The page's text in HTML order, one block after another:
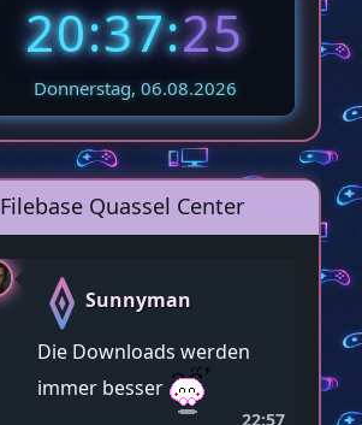
20:37:28
Donnerstag, 06.08.2026
Filebase Quassel Center
Sunnyman
Die Downloads werden
immer besser
22:57